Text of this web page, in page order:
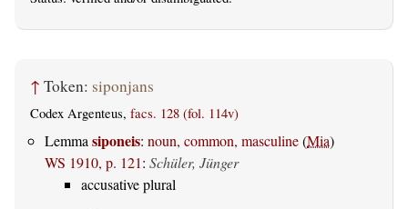
↑ Token: siponjans
Codex Argenteus, facs. 128 (fol. 114v)
Lemma siponeis: noun, common, masculine(Mia)
WS 1910, p. 121: Schüler, Jünger
accusative plural